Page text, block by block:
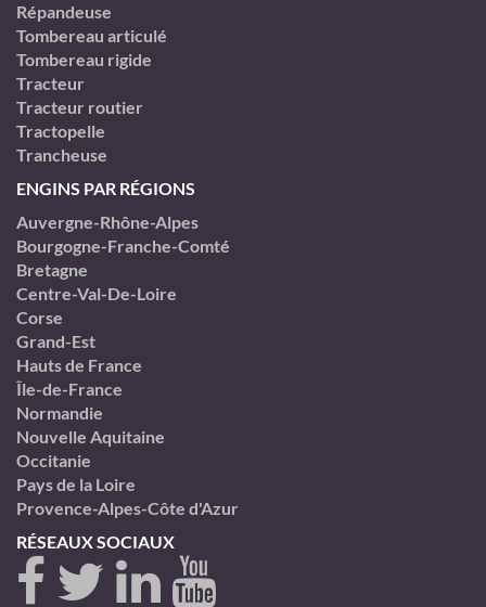
Répandeuse
Tombereau articulé
Tombereau rigide
Tracteur
Tracteur routier
Tractopelle
Trancheuse
ENGINS PAR RÉGIONS
Auvergne-Rhône-Alpes
Bourgogne-Franche-Comté
Bretagne
Centre-Val-De-Loire
Corse
Grand-Est
Hauts de France
Île-de-France
Normandie
Nouvelle Aquitaine
Occitanie
Pays de la Loire
Provence-Alpes-Côte d'Azur
RÉSEAUX SOCIAUX